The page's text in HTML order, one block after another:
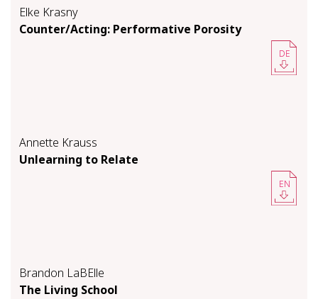
Elke Krasny
Counter/Act­ing: Per­for­ma­tive Poros­i­ty
DE
Annette Krauss
Un­learn­ing to Re­late
EN
Brandon LaBElle
The Liv­ing School